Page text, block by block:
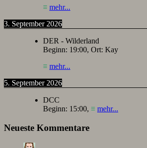
≡ mehr...
3. September 2026
DER - Wilderland
Beginn: 19:00, Ort: Kay
≡ mehr...
5. September 2026
DCC
Beginn: 15:00, ≡ mehr...
Neueste Kommentare